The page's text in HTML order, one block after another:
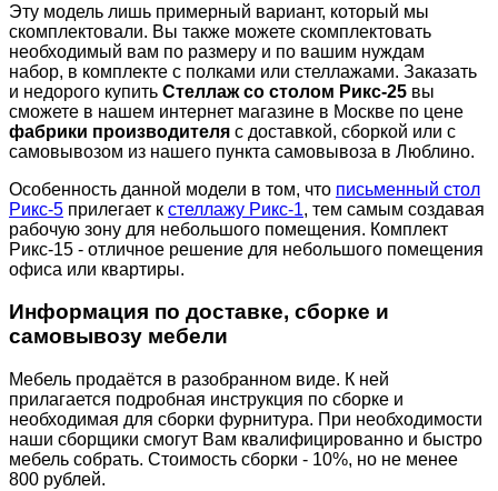
Эту модель лишь примерный вариант, который мы
скомплектовали. Вы также можете скомплектовать
необходимый вам по размеру и по вашим нуждам
набор, в комплекте с полками или стеллажами. Заказать
и недорого купить Стеллаж со столом Рикс-25 вы
сможете в нашем интернет магазине в Москве по цене
фабрики производителя с доставкой, сборкой или с
самовывозом из нашего пункта самовывоза в Люблино.
Особенность данной модели в том, что письменный стол
Рикс-5 прилегает к стеллажу Рикс-1, тем самым создавая
рабочую зону для небольшого помещения. Комплект
Рикс-15 - отличное решение для небольшого помещения
офиса или квартиры.
Информация по доставке, сборке и
самовывозу мебели
Мебель продаётся в разобранном виде. К ней
прилагается подробная инструкция по сборке и
необходимая для сборки фурнитура. При необходимости
наши сборщики смогут Вам квалифицированно и быстро
мебель собрать. Стоимость сборки - 10%, но не менее
800 рублей.